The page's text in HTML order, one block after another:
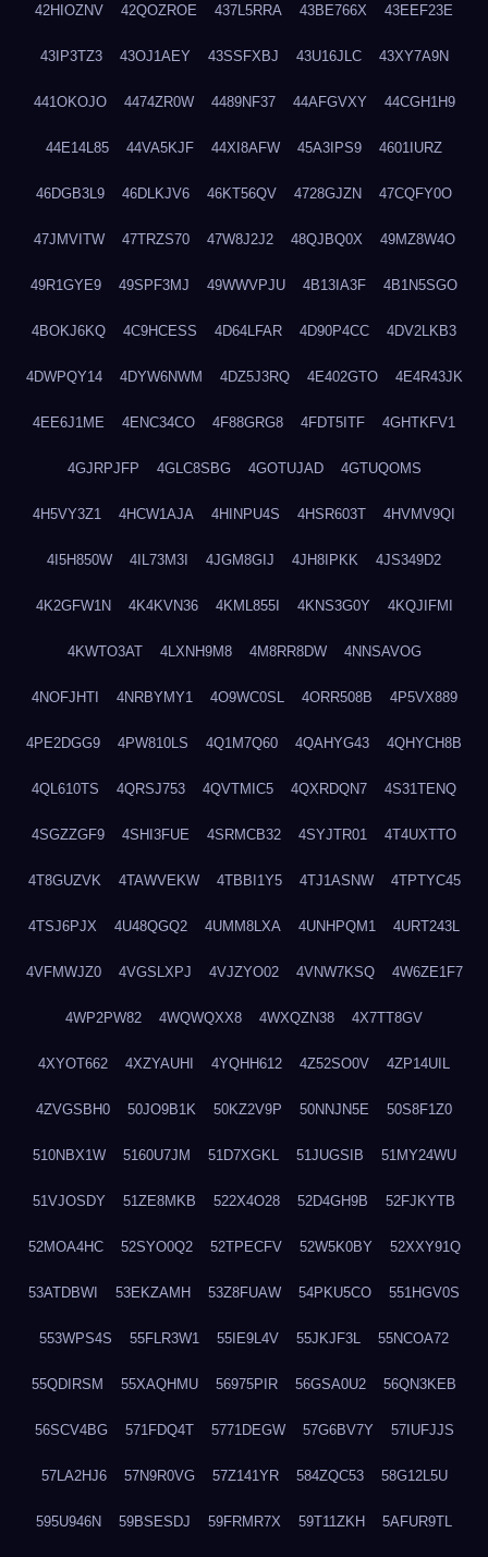
42HIOZNV 42QOZROE 437L5RRA 43BE766X 43EEF23E
43IP3TZ3 43OJ1AEY 43SSFXBJ 43U16JLC 43XY7A9N
441OKOJO 4474ZR0W 4489NF37 44AFGVXY 44CGH1H9
44E14L85 44VA5KJF 44XI8AFW 45A3IPS9 4601IURZ
46DGB3L9 46DLKJV6 46KT56QV 4728GJZN 47CQFY0O
47JMVITW 47TRZS70 47W8J2J2 48QJBQ0X 49MZ8W4O
49R1GYE9 49SPF3MJ 49WWVPJU 4B13IA3F 4B1N5SGO
4BOKJ6KQ 4C9HCESS 4D64LFAR 4D90P4CC 4DV2LKB3
4DWPQY14 4DYW6NWM 4DZ5J3RQ 4E402GTO 4E4R43JK
4EE6J1ME 4ENC34CO 4F88GRG8 4FDT5ITF 4GHTKFV1
4GJRPJFP 4GLC8SBG 4GOTUJAD 4GTUQOMS
4H5VY3Z1 4HCW1AJA 4HINPU4S 4HSR603T 4HVMV9QI
4I5H850W 4IL73M3I 4JGM8GIJ 4JH8IPKK 4JS349D2
4K2GFW1N 4K4KVN36 4KML855I 4KNS3G0Y 4KQJIFMI
4KWTO3AT 4LXNH9M8 4M8RR8DW 4NNSAVOG
4NOFJHTI 4NRBYMY1 4O9WC0SL 4ORR508B 4P5VX889
4PE2DGG9 4PW810LS 4Q1M7Q60 4QAHYG43 4QHYCH8B
4QL610TS 4QRSJ753 4QVTMIC5 4QXRDQN7 4S31TENQ
4SGZZGF9 4SHI3FUE 4SRMCB32 4SYJTR01 4T4UXTTO
4T8GUZVK 4TAWVEKW 4TBBI1Y5 4TJ1ASNW 4TPTYC45
4TSJ6PJX 4U48QGQ2 4UMM8LXA 4UNHPQM1 4URT243L
4VFMWJZ0 4VGSLXPJ 4VJZYO02 4VNW7KSQ 4W6ZE1F7
4WP2PW82 4WQWQXX8 4WXQZN38 4X7TT8GV
4XYOT662 4XZYAUHI 4YQHH612 4Z52SO0V 4ZP14UIL
4ZVGSBH0 50JO9B1K 50KZ2V9P 50NNJN5E 50S8F1Z0
510NBX1W 5160U7JM 51D7XGKL 51JUGSIB 51MY24WU
51VJOSDY 51ZE8MKB 522X4O28 52D4GH9B 52FJKYTB
52MOA4HC 52SYO0Q2 52TPECFV 52W5K0BY 52XXY91Q
53ATDBWI 53EKZAMH 53Z8FUAW 54PKU5CO 551HGV0S
553WPS4S 55FLR3W1 55IE9L4V 55JKJF3L 55NCOA72
55QDIRSM 55XAQHMU 56975PIR 56GSA0U2 56QN3KEB
56SCV4BG 571FDQ4T 5771DEGW 57G6BV7Y 57IUFJJS
57LA2HJ6 57N9R0VG 57Z141YR 584ZQC53 58G12L5U
595U946N 59BSESDJ 59FRMR7X 59T11ZKH 5AFUR9TL